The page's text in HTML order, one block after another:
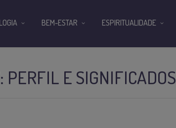
PERFIL E SIGNIFICADOS
BEM-ESTAR ESPIRITUALIDADE